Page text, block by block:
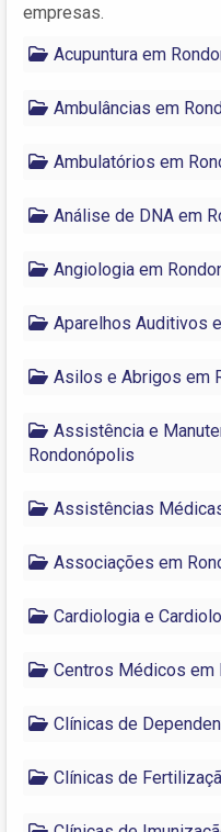
empresas.
Acupuntura em
Ambulâncias em
Ambulatórios em
Análise de DNA em
Angiologia em
Aparelhos Auditivos
Asilos e Abrigos em
Assistência e
Rondonópolis
Assistências
Associações em
Cardiologia e
Centros Médicos em
Clínicas de
Clínicas de